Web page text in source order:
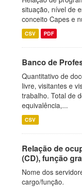
situação, nível de
conceito Capes e
CSV PDF
Banco de
Quantitativo de
livre, visitantes e
trabalho. Total de
equivalência,...
CSV
Relação de
(CD), função
Nome dos
cargo/função.